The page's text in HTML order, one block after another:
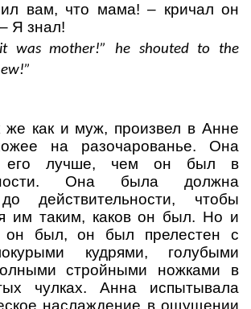
вам, что мама! – кричал он
Я знал!
was mother!” he shouted to the
!”
же как и муж, произвел в Анне
на разочарованье. Она
его лучше, чем он был в
Она была должна
действительности, чтобы
им таким, каков он был. Но и
он был, он был прелестен с
кудрями, голубыми
стройными ножками в
чулках. Анна испытывала
наслаждение в ощущении